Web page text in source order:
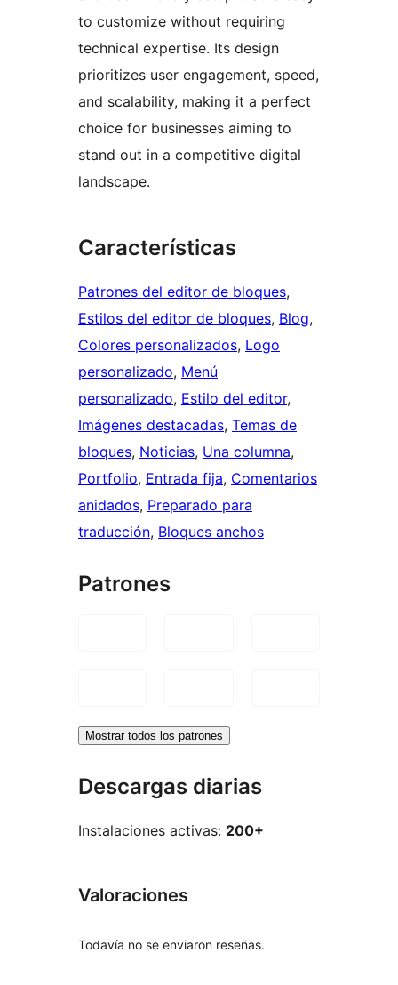
to customize without requiring
technical expertise. Its design
prioritizes user engagement, speed,
and scalability, making it a perfect
choice for businesses aiming to
stand out in a competitive digital
landscape.
Características
Patrones del editor de bloques
Estilos del editor de bloques, Blog
Colores personalizados, Logo
personalizado, Menú
personalizado, Estilo del editor
Imágenes destacadas, Temas de
bloques, Noticias, Una columna
Portfolio, Entrada fija, Comentarios
anidados, Preparado para
traducción, Bloques anchos
Patrones
Mostrar todos los patrones
Descargas diarias
Instalaciones activas: 200+
Valoraciones
Todavía no se enviaron reseñas.